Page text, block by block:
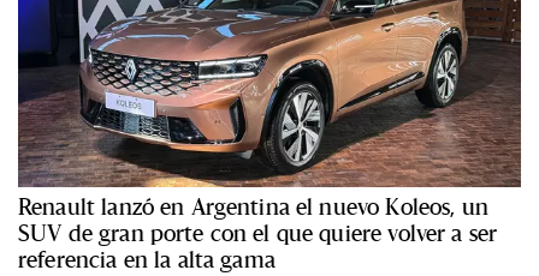
Renault lanzó en Argentina el nuevo Koleos, un
SUV de gran porte con el que quiere volver a ser
referencia en la alta gama